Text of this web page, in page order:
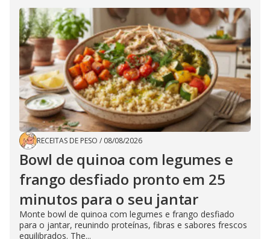
RECEITAS DE PESO / 08/08/2026
Bowl de quinoa com legumes e
frango desfiado pronto em 25
minutos para o seu jantar
Monte bowl de quinoa com legumes e frango desfiado
para o jantar, reunindo proteínas, fibras e sabores frescos
equilibrados. The...